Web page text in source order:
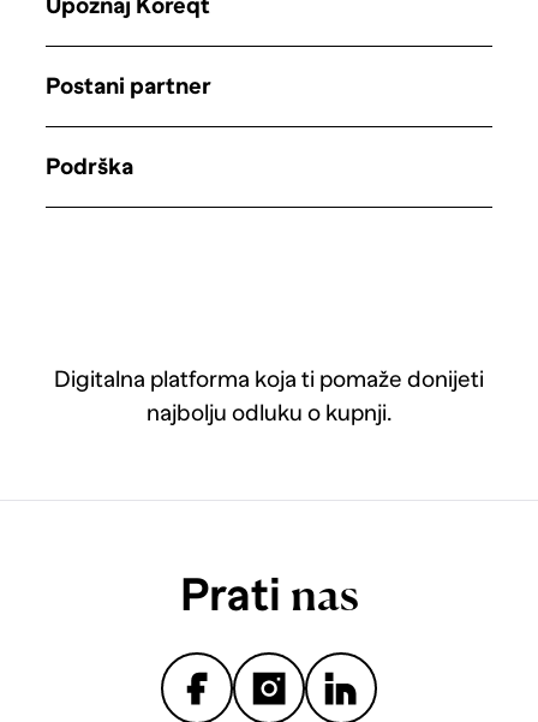
Digitalna platforma koja ti pomaže donijeti
najbolju odluku o kupnji.
Upoznaj Koreqt
Postani partner
Podrška
Prati nas